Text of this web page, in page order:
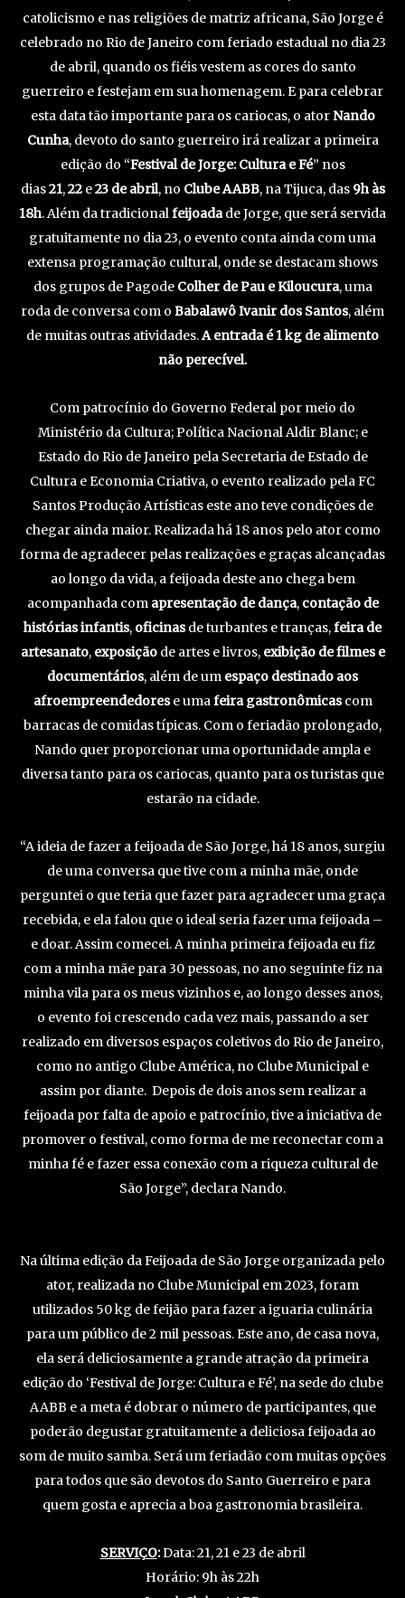
catolicismo e nas religiões de matriz africana, São Jorge é
celebrado no Rio de Janeiro com feriado estadual no dia 23
de abril, quando os fiéis vestem as cores do santo
guerreiro e festejam em sua homenagem. E para celebrar
esta data tão importante para os cariocas, o atorNando
Cunha, devoto do santo guerreiro irá realizar a primeira
edição do “Festival de Jorge: Cultura e Fé” nos
dias21,22 e23 de abril, no Clube AABB, na Tijuca, das 9h às
18h. Além da tradicionalfeijoadade Jorge, que será servida
gratuitamente no dia 23, o evento conta ainda com uma
extensa programação cultural, onde se destacam shows
dos grupos de Pagode Colher de Pau e Kiloucura, uma
roda de conversa com o Babalawô Ivanir dos Santos, além
de muitas outras atividades.A entrada é 1 kg de alimento
não perecível.
Com patrocínio do Governo Federal por meio do
Ministério da Cultura; Política Nacional Aldir Blanc; e
Estado do Rio de Janeiro pela Secretaria de Estado de
Cultura e Economia Criativa, o evento realizado pela FC
Santos Produção Artísticas este ano teve condições de
chegar ainda maior. Realizada há 18 anos pelo ator como
forma de agradecer pelas realizações e graças alcançadas
ao longo da vida, a feijoada deste ano chega bem
acompanhada com apresentação de dança, contação de
histórias infantis, oficinasde turbantes e tranças,feira de
artesanato, exposiçãode artes e livros, exibição de filmes e
documentários, além de um espaço destinado aos
afroempreendedorese umafeira gastronômicascom
barracas de comidas típicas. Com o feriadão prolongado,
Nando quer proporcionar uma oportunidade ampla e
diversa tanto para os cariocas, quanto para os turistas que
estarão na cidade.
“A ideia de fazer a feijoada de São Jorge, há 18 anos, surgiu
de uma conversa que tive com a minha mãe, onde
perguntei o que teria que fazer para agradecer uma graça
recebida, e ela falou que o ideal seria fazer uma feijoada –
e doar. Assim comecei. A minha primeira feijoada eu fiz
com a minha mãe para 30 pessoas, no ano seguinte fiz na
minha vila para os meus vizinhos e, ao longo desses anos,
o evento foi crescendo cada vez mais, passando a ser
realizado em diversos espaços coletivos do Rio de Janeiro,
como no antigo Clube América, no Clube Municipal e
assim por diante. Depois de dois anos sem realizar a
feijoada por falta de apoio e patrocínio, tive a iniciativa de
promover o festival, como forma de me reconectar com a
minha fé e fazer essa conexão com a riqueza cultural de
São Jorge”, declara Nando.
Na última edição da Feijoada de São Jorge organizada pelo
ator, realizada no Clube Municipal em 2023, foram
utilizados 50 kg de feijão para fazer a iguaria culinária
para um público de 2 mil pessoas. Este ano, de casa nova,
ela será deliciosamente a grande atração da primeira
edição do ‘Festival de Jorge: Cultura e Fé’, na sede do clube
AABB e a meta é dobrar o número de participantes, que
poderão degustar gratuitamente a deliciosa feijoada ao
som de muito samba. Será um feriadão com muitas opções
para todos que são devotos do Santo Guerreiro e para
quem gosta e aprecia a boa gastronomia brasileira.
SERVIÇO:Data: 21, 21 e 23 de abril
Horário: 9h às 22h